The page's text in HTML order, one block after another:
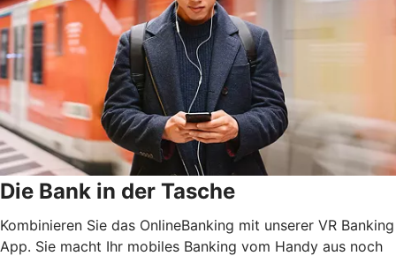
Die Bank in der Tasche
Kombinieren Sie das OnlineBanking mit unserer VR Banking
App. Sie macht Ihr mobiles Banking vom Handy aus noch